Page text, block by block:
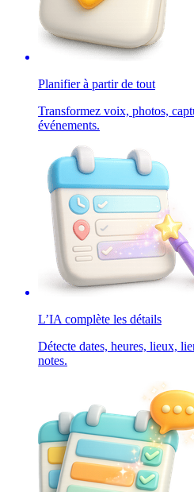
Planifier à partir de tout
Transformez voix, photos,
événements.
L’IA complète les détails
Détecte dates, heures, lieux,
notes.